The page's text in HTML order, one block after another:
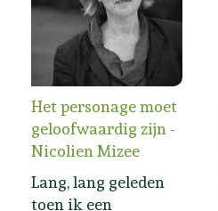
Het personage moet
geloofwaardig zijn -
Nicolien Mizee
Lang, lang geleden
toen ik een